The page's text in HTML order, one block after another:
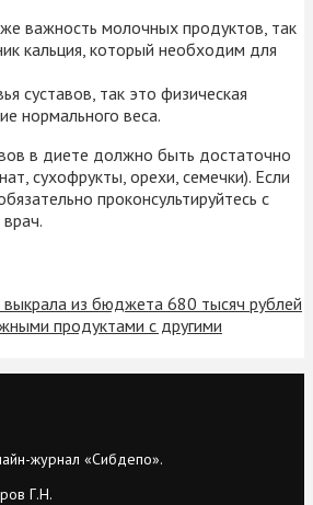
важность молочных продуктов, так
кальция, который необходим для
суставов, так это физическая
нормального веса.
в диете должно быть достаточно
сухофрукты, орехи, семечки). Если
проконсультируйтесь с
выкрала из бюджета 680 тысяч рублей
продуктами с другими
журнал «Сибдепо».
Г.Н.